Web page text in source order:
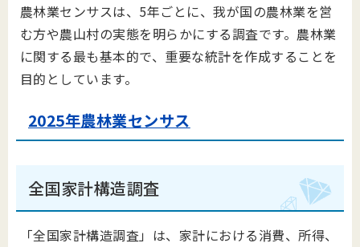
農林業センサスは、5年ごとに、我が国の農林業を営
む方や農山村の実態を明らかにする調査です。農林業
に関する最も基本的で、重要な統計を作成することを
目的としています。
2025年農林業センサス
全国家計構造調査
「全国家計構造調査」は、家計における消費、所得、